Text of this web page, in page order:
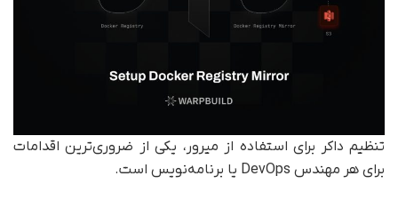
تنظیم داکر برای استفاده از میرور، یکی از ضروری‌ترین اقدامات
برای هر مهندس DevOps یا برنامه‌نویس است.